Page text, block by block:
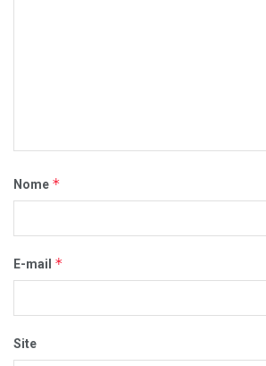
Nome *
E-mail *
Site